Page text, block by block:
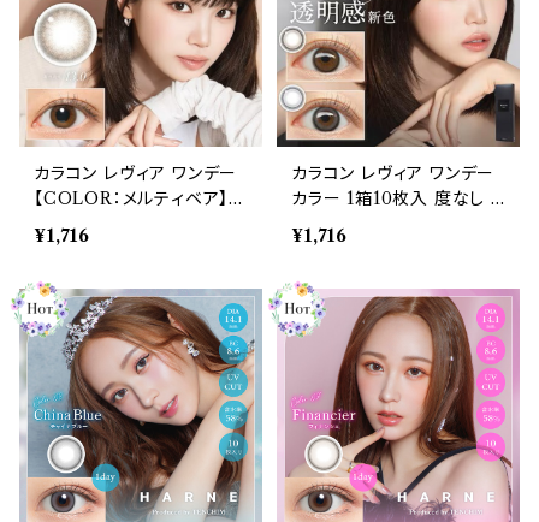
カラコン レヴィア ワンデー
【COLOR：メルティベア】 1
箱10枚入 度あり 14.1mm
キムチェウォン ReVIA 1da
ハーフ ブラウン ブラック 高
含水 裸眼風 自然
¥1,716
カラコン レヴィア ワンデー
カラー 1箱10枚入 度なし 1
4.1mm キムチェウォン ReV
IA 1day color 自然 ナチ
ック 高含水 裸眼風 自然
¥1,716